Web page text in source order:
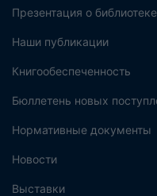
Презентация о
Наши публикации
Книгообеспеченность
Бюллетень новых
Нормативные документы
Новости
Выставки